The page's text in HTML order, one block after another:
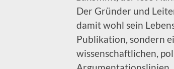
Der Gründer und
damit wohl sein
Publikation, sondern
wissenschaftlichen,